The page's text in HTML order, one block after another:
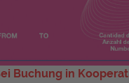
Buchung in